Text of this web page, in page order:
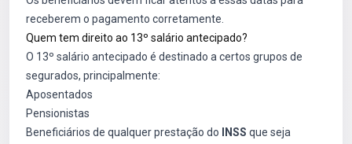
receberem o pagamento corretamente.
Quem tem direito ao 13º salário antecipado?
O 13º salário antecipado é destinado a certos grupos de
segurados, principalmente:
Aposentados
Pensionistas
Beneficiários de qualquer prestação do
INSS que seja